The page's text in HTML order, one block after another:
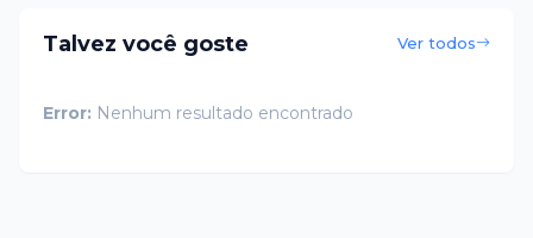
Talvez você goste Ver todos
Error: Nenhum resultado encontrado